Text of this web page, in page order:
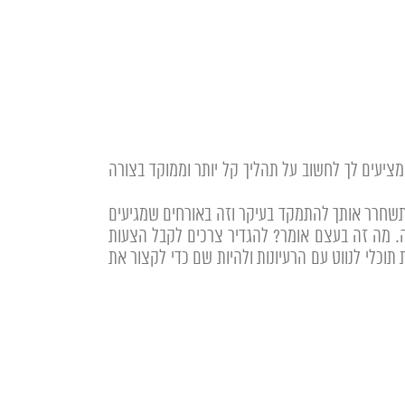
לך לחשוב על תהליך קל יותר וממוקד בצורה
אותך להתמקד בעיקר וזה באורחים שמגיעים
זאת כבר שנת 2019 בפתח צריך להיות ממוקדי מטרה. מה זה בעצם אומר? להגדיר צרכים לקבל הצעות
לנווט עם הרעיונות ולהיות שם כדי לקצור את